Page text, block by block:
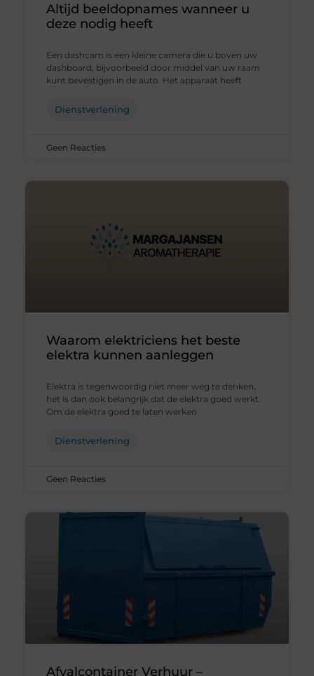
Altijd beeldopnames wanneer u
deze nodig heeft
Een dashcam is een kleine camera die u boven uw
dashboard, bijvoorbeeld door middel van uw raam
kunt bevestigen in de auto. Het apparaat heeft
Dienstverlening
Geen Reacties
Waarom elektriciens het beste
elektra kunnen aanleggen
Elektra is tegenwoordig niet meer weg te denken,
het is dan ook belangrijk dat de elektra goed werkt.
Om de elektra goed te laten werken
Dienstverlening
Geen Reacties
Afvalcontainer Verhuur –